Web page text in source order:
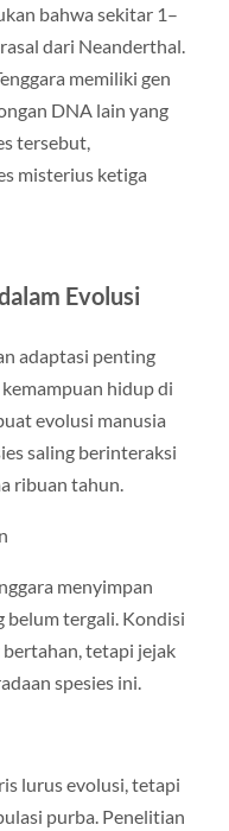
bahwa sekitar 1–
dari Neanderthal.
memiliki gen
DNA lain yang
tersebut,
misterius ketiga
Evolusi
adaptasi penting
hidup di
evolusi manusia
saling berinteraksi
ribuan tahun.
menyimpan
belum tergali. Kondisi
tetapi jejak
spesies ini.
lurus evolusi, tetapi
purba. Penelitian